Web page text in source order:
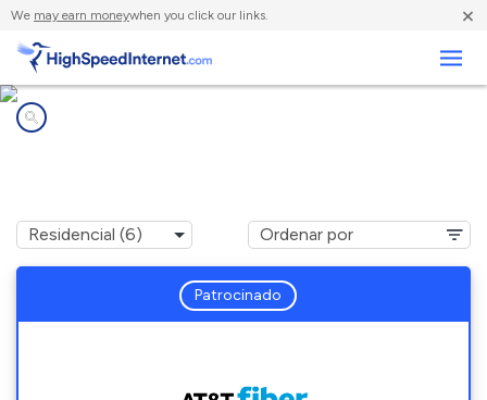
We may earn moneywhen you click our links. ×
Patrocinado